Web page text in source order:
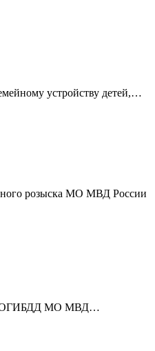
устройству детей,…
розыска МО МВД России
БДД ОГИБДД МО МВД…